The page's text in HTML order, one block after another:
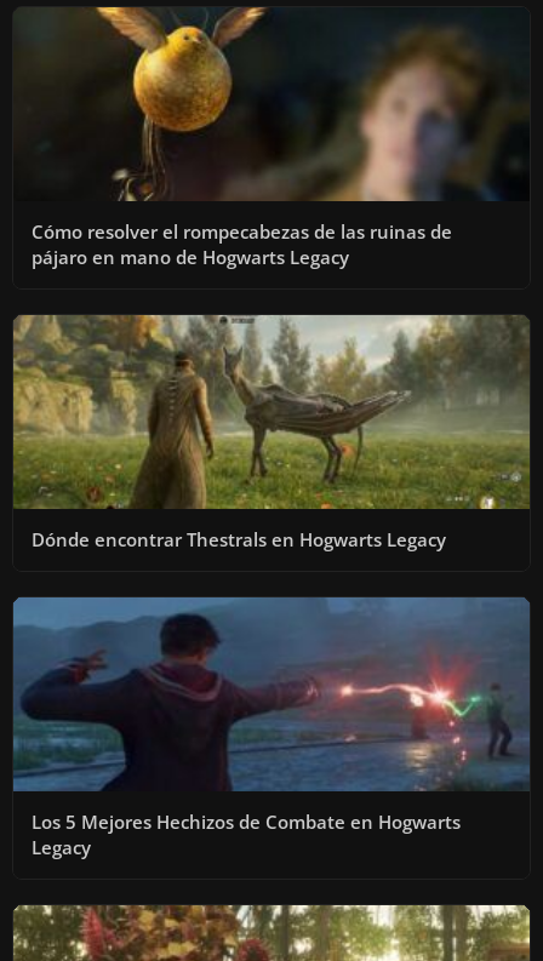
Cómo resolver el rompecabezas de las ruinas de
pájaro en mano de Hogwarts Legacy
Dónde encontrar Thestrals en Hogwarts Legacy
Los 5 Mejores Hechizos de Combate en Hogwarts
Legacy